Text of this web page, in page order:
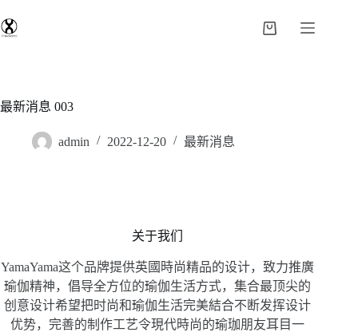
最新消息 003
admin 2022-12-20 最新消息
关于我们
YamaYama这个品牌提供英國時尚精品的设计，致力推廣
瑜伽精神，倡导全方位的瑜伽生活方式，集合最顶尖的
创意设计希望把时尚和瑜伽生活完美結合不断发挥设计
优势，完善的制作工艺令現代時尚的瑜珈朋友耳目一